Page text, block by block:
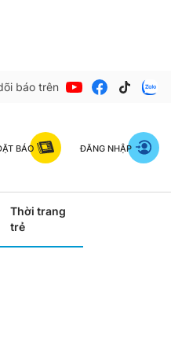
báo trên
BÁO ĐĂNG NHẬP
Thời trang
trẻ